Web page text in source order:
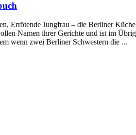
Errötende Jungfrau – die Berliner Küche
Namen ihrer Gerichte und ist im
wenn zwei Berliner Schwestern die ...